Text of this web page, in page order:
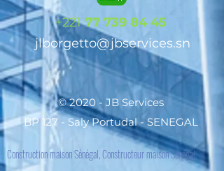
+22177 739 84 45
jlborgetto@jbservices.sn
© 2020 - JB Services
BP 127 - Saly Portudal - SENEGAL
Construction maison Sénégal, Constructeur maison Sénégal,